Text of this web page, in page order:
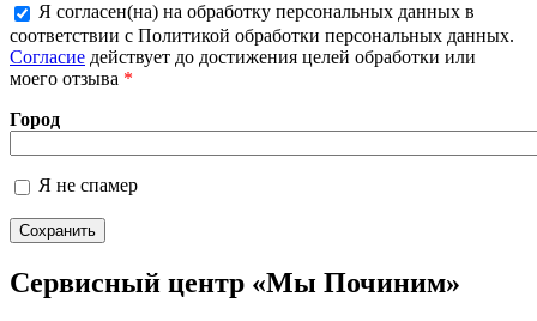
Более подробная информация о текстовых
форматах
Я согласен(на) на обработку персональных данных в
соответствии с Политикой обработки персональных данных.
Согласие действует до достижения целей обработки или
моего отзыва *
Город
Я не спамер
Я спамер
Сервисный центр «Мы Починим»